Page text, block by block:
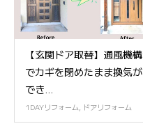
【玄関ドア取替】通風機構
でカギを閉めたまま換気が
でき...
1DAYリフォーム, ドアリフォーム